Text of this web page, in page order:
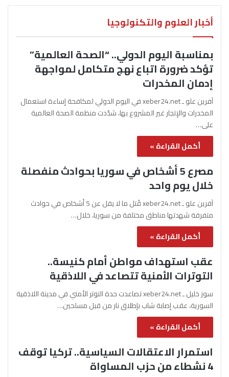
أخبار العلوم والتكنولوجيا
بمناسبة اليوم الدولي.. “الصحة العالمية”
تؤكد ضرورة اتباع نهج متكامل لمواجهة
إدمان المخدرات
آفرين علو ـ xeber24.net في اليوم الدولي لمكافحة إساءة استعمال
المخدرات والإتجار غير المشروع بها، شدّدت منظمة الصحة العالمية
على…
أكمل القراءة »
مصرع 5 أشخاص في سوريا بحوادث منفصلة
خلال يوم واحد
آفرين علو ـ xeber24.net قُتل ما لا يقل عن 5 أشخاص في حوادث
متفرقة شهدتها مناطق مختلفة من سوريا، خلال…
أكمل القراءة »
عقب استهداف مواطن أمام كنيسة..
التوترات الأمنية تتصاعد في اللاذقية
سوز خليل ـ xeber24.net تصاعدت حدة التوتر الأمني في مدينة اللاذقية
السورية، عقب إصابة شاب بإطلاق نار من قبل مسلحين…
أكمل القراءة »
استمرار الاعتقالات السياسية.. تركيا توقف
4 نشطاء من حزب المساواة